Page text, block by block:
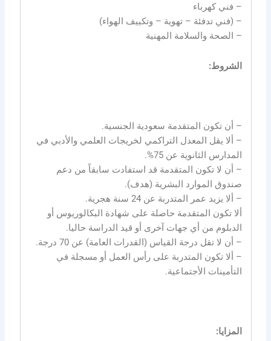
– ⁠فني كهرباء
– ⁠(فني تدفئة – تهوية – وتكييف الهواء)
– ⁠الصحة والسلامة المهنية
الشروط:
– أن تكون المتقدمة سعودية الجنسية.
– ألا يقل المعدل التراكمي لخريجات العلمي والأدبي في
المدارس الثانوية عن 75%.
– أن لا تكون المتقدمة قد استفادت سابقاً من دعم
صندوق الموارد البشرية (هدف).
– ألا يزيد عمر المتدربة عن 24 سنة هجرية.
ألا تكون المتقدمة حاصلة على شهادة البكالوريوس أو
الدبلوم من أي جهات آخرى أو قيد الدراسة حاليا.
– أن لا تقل درجة القياس (القدرات العامة) عن 70 درجة.
– ألا تكون المتدربة على رأس العمل أو مسجلة في
التأمينات الأجتماعية.
المزايا: